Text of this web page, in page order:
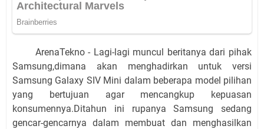
ArenaTekno - Lagi-lagi muncul beritanya dari pihak
Samsung,dimana akan menghadirkan untuk versi
Samsung Galaxy SIV Mini dalam beberapa model pilihan
yang bertujuan agar mencangkup kepuasan
konsumennya.Ditahun ini rupanya Samsung sedang
gencar-gencarnya dalam membuat dan menghasilkan